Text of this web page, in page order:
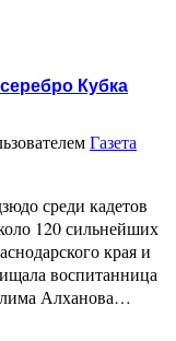
Кубка
Газета
среди кадетов
120 сильнейших
края и
воспитанница
Алханова…